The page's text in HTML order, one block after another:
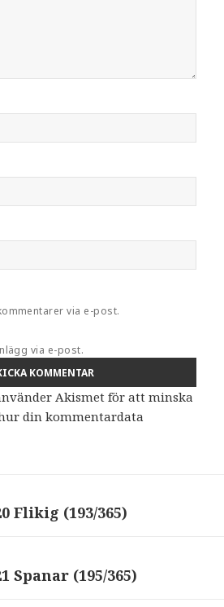
via e-post.
via e-post.
Akismet för att minska
din kommentardata
Flikig (193/365)
Spanar (195/365)